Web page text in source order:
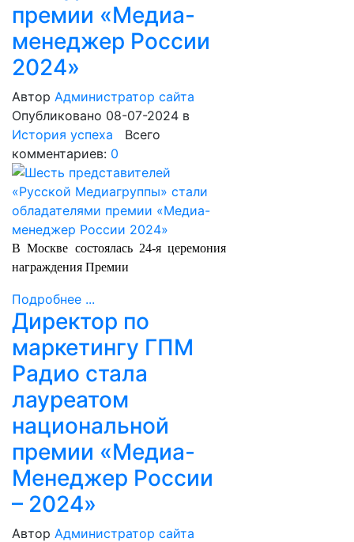
премии «Медиа-
менеджер России
2024»
Автор Администратор сайта
Опубликовано 08-07-2024 в
История успеха Всего
комментариев: 0
В Москве состоялась 24-я церемония
награждения Премии
Подробнее ...
Директор по
маркетингу ГПМ
Радио стала
лауреатом
национальной
премии «Медиа-
Менеджер России
– 2024»
Автор Администратор сайта